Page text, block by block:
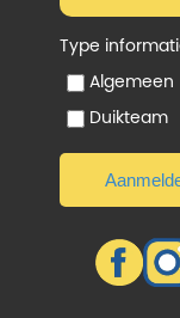
Type
Algemeen
Duikteam